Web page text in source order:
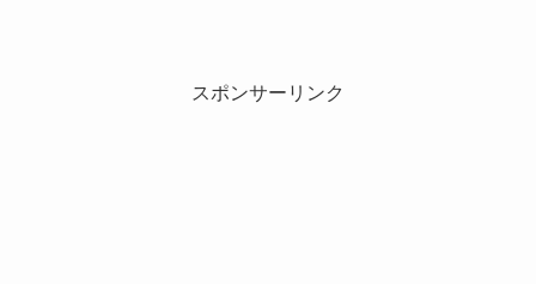
スポンサーリンク